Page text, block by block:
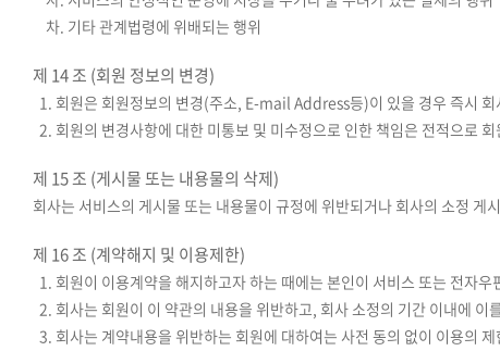
차. 기타 관계법령에 위배되는 행위
제 14 조 (회원 정보의 변경)
1. 회원은 회원정보의 변경(주소, E-mail Address등)이 있을 경우 즉시
2. 회원의 변경사항에 대한 미통보 및 미수정으로 인한 책임은 전적으로
제 15 조 (게시물 또는 내용물의 삭제)
회사는 서비스의 게시물 또는 내용물이 규정에 위반되거나 회사의 소정
제 16 조 (계약해지 및 이용제한)
1. 회원이 이용계약을 해지하고자 하는 때에는 본인이 서비스 또는 전자
2. 회사는 회원이 이 약관의 내용을 위반하고, 회사 소정의 기간 이내에
3. 회사는 계약내용을 위반하는 회원에 대하여는 사전 동의 없이 이용의